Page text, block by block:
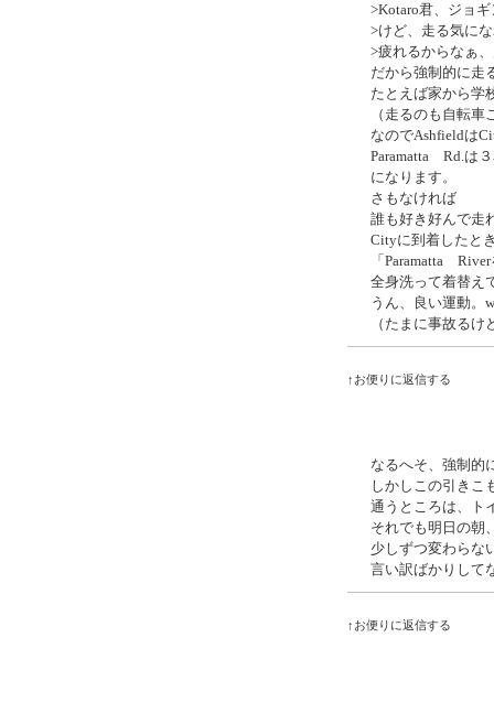
>Kotaro君、ジョ
>けど、走る気に
>疲れるからなぁ
だから強制的に走
たとえば家から学
（走るのも自転
なのでAshfieldは
Paramatta Rd.は
になります。
さもなければ
誰も好き好んで走
Cityに到着したと
「Paramatta
全身洗って着替え
うん、良い運動。w
（たまに事故るけ
↑お便りに返信する
なるへそ、強制的
しかしこの引きこ
通うところは、ト
それでも明日の朝
少しずつ変わらな
言い訳ばかりして
↑お便りに返信する